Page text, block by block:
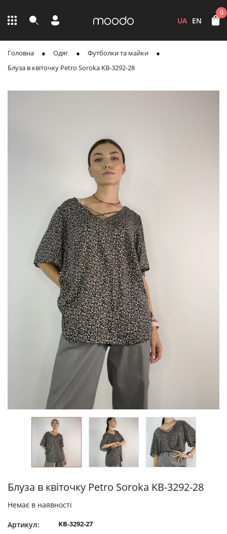
UA EN
0
Головна Одяг
Футболки та майки
Блуза в квіточку Petro Soroka KB-3292-28
Блуза в квіточку Petro Soroka KB-3292-28
Немає в наявності
Артикул: KB-3292-27